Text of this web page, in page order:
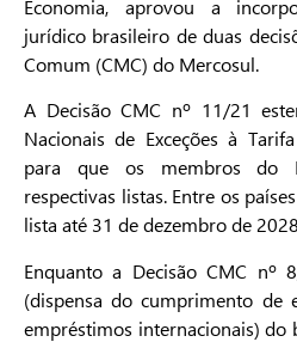
Economia, aprovou a
jurídico brasileiro de duas
Comum (CMC) do Mercosul.
A Decisão CMC nº 11/21
Nacionais de Exceções à
para que os membros do
respectivas listas. Entre os
lista até 31 de dezembro de
Enquanto a Decisão CMC nº
(dispensa do cumprimento de
empréstimos internacionais) do